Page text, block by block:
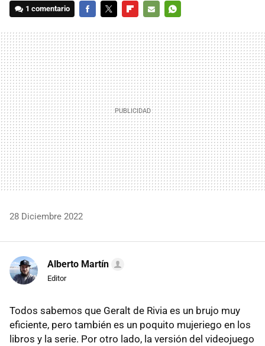
1 comentario
MAIL
28 Diciembre 2022
Alberto Martín
Editor
Todos sabemos que Geralt de Rivia es un brujo muy
eficiente, pero también es un poquito mujeriego en los
libros y la serie. Por otro lado, la versión del videojuego